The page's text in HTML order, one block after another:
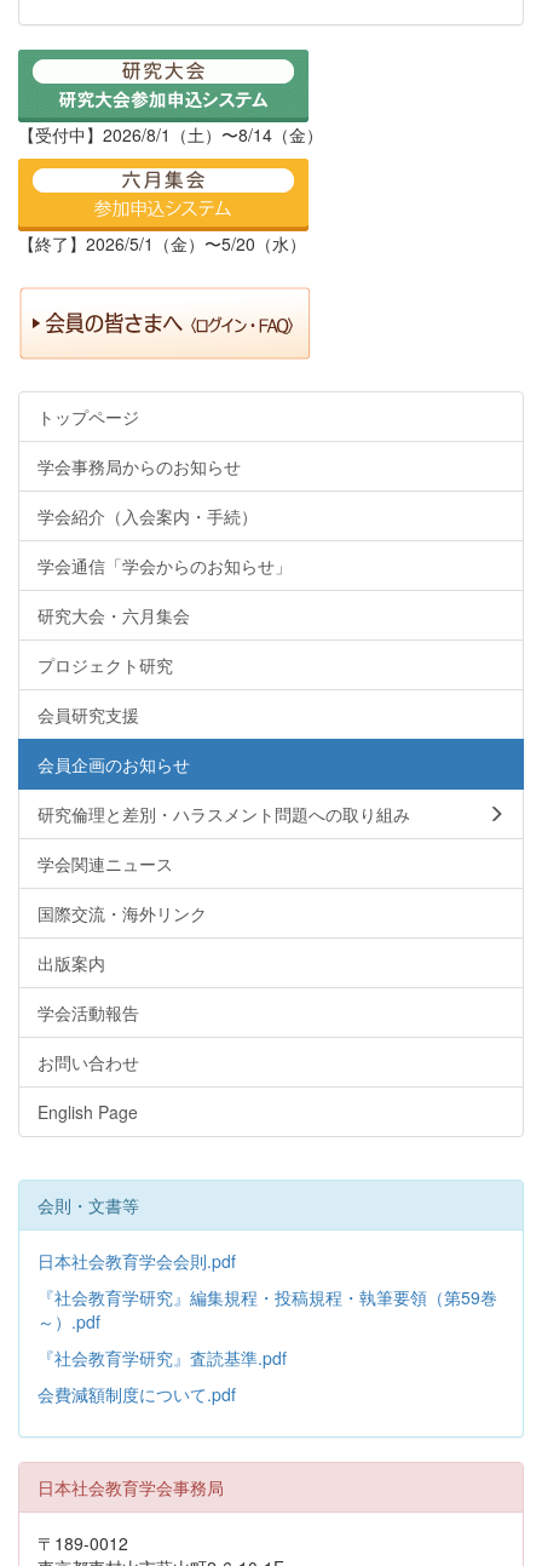
【受付中】2026/8/1（土）〜8/14（金）
【終了】2026/5/1（金）〜5/20（水）
トップページ
学会事務局からのお知らせ
学会紹介（入会案内・手続）
学会通信「学会からのお知らせ」
研究大会・六月集会
プロジェクト研究
会員研究支援
会員企画のお知らせ
研究倫理と差別・ハラスメント問題への取り組み
学会関連ニュース
国際交流・海外リンク
出版案内
学会活動報告
お問い合わせ
English Page
会則・文書等
日本社会教育学会会則.pdf
『社会教育学研究』編集規程・投稿規程・執筆要領（第59巻
～）.pdf
『社会教育学研究』査読基準.pdf
会費減額制度について.pdf
日本社会教育学会事務局
〒189-0012